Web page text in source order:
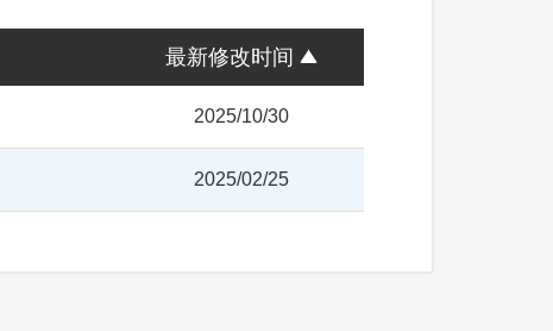
最新修改时间
2025/10/30
2025/02/25